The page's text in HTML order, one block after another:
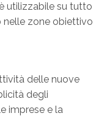
utilizzabile su tutto
nelle zone obiettivo
delle nuove
degli
imprese e la